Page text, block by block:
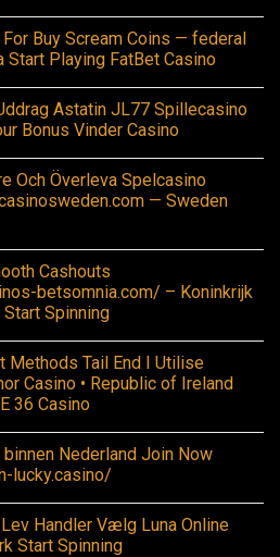
Buy Scream Coins — federal
Start Playing FatBet Casino
Astatin JL77 Spillecasino
Bonus Vinder Casino
Och Överleva Spelcasino
— Sweden
Cashouts
betsomnia.com/ – Koninkrijk
Spinning
Methods Tail End I Utilise
Casino • Republic of Ireland
36 Casino
Nederland Join Now
lucky.casino/
Handler Vælg Luna Online
Start Spinning